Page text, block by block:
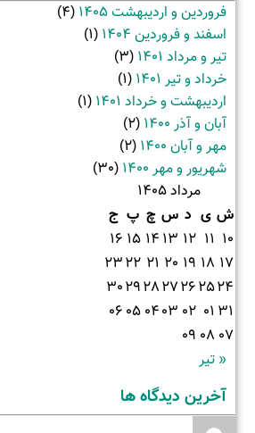
فروردین و اردیبهشت 1405
(4)
اسفند و فروردین 1404
(1)
تیر و مرداد 1401
(3)
خرداد و تیر 1401
(1)
اردیبهشت و خرداد 1401
(1)
آبان و آذر 1400
(2)
مهر و آبان 1400
(2)
شهریور و مهر 1400
(30)
مرداد 1405
ش ی د س چ پ ج
10
11
12
13
14
15
16
17
18
19
20
21
22
23
24
25
26
27
28
29
30
31
01
02
03
04
05
06
07
08
09
« تیر
آخرین دیدگاه ها